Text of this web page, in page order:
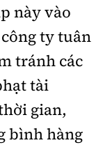
có sự
này vào
ty tuân
tránh các
tài
gian,
bình hàng